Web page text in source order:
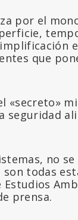
por el
que
«secreto»
seguridad
no
todas
prensa.